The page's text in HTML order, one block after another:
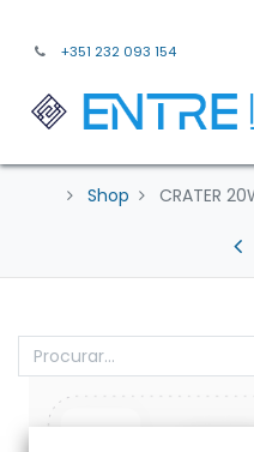
+351 232 093 154
Shop CRATER